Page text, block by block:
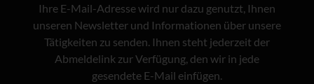
Ihre E-Mail-Adresse wird nur dazu genutzt, Ihnen
unseren Newsletter und Informationen über unsere
Tätigkeiten zu senden. Ihnen steht jederzeit der
Abmeldelink zur Verfügung, den wir in jede
gesendete E-Mail einfügen.